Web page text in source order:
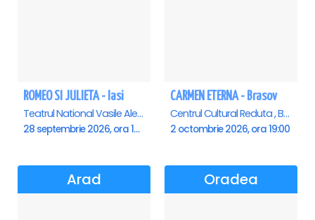
ROMEO SI JULIETA - Iasi
Teatrul National Vasile Alecsandri , Iasi
28 septembrie 2026, ora 19:00
CARMEN ETERNA - Brasov
Centrul Cultural Reduta , Brasov
2 octombrie 2026, ora 19:00
Arad Oradea